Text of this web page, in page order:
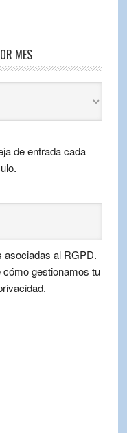
MES
de entrada cada
al RGPD.
gestionamos tu